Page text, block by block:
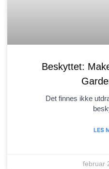
Beskyttet:
Det finnes ikke
LES
februar